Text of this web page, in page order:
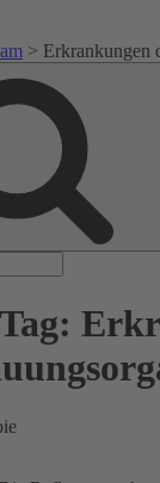
> Erkrankungen